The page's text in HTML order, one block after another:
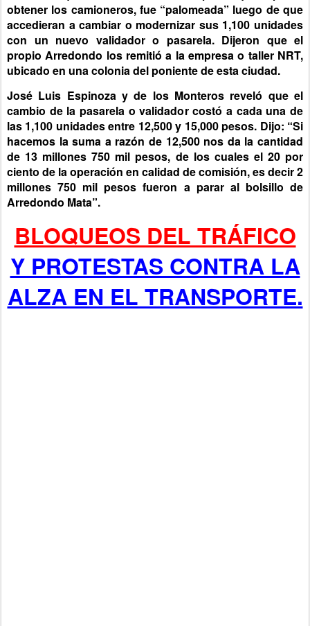
obtener los camioneros, fue “palomeada” luego de que
accedieran a cambiar o modernizar sus 1,100 unidades
con un nuevo validador o pasarela. Dijeron que el
propio Arredondo los remitió a la empresa o taller NRT,
ubicado en una colonia del poniente de esta ciudad.
José Luis Espinoza y de los Monteros reveló que el
cambio de la pasarela o validador costó a cada una de
las 1,100 unidades entre 12,500 y 15,000 pesos. Dijo: “Si
hacemos la suma a razón de 12,500 nos da la cantidad
de 13 millones 750 mil pesos, de los cuales el 20 por
ciento de la operación en calidad de comisión, es decir 2
millones 750 mil pesos fueron a parar al bolsillo de
Arredondo Mata”.
BLOQUEOS DEL TRÁFICO
Y PROTESTAS CONTRA LA
ALZA EN EL TRANSPORTE.